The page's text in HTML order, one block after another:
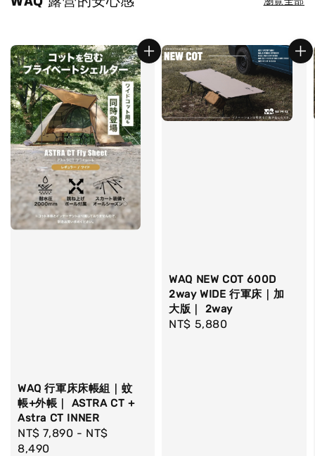
WAQ 行軍床床帳組｜蚊
帳+外帳｜ ASTRA CT +
Astra CT INNER
Regular
price
NT$ 7,890 - NT$
8,490
WAQ NEW COT 600D
2way WIDE 行軍床｜加
大版｜ 2way
Regular
NT$ 5,880